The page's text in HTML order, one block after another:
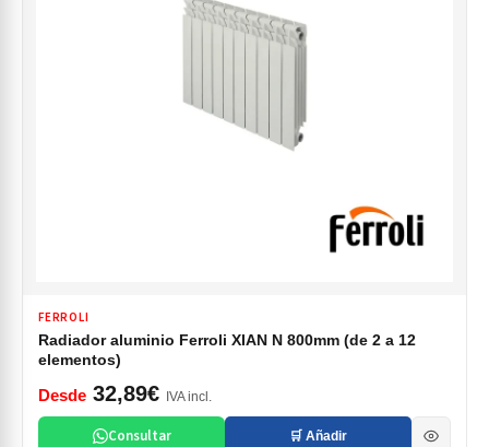
FERROLI
Radiador aluminio Ferroli XIAN N 800mm (de 2 a 12
elementos)
Desde 32,89€ IVA incl.
Consultar 🛒 Añadir